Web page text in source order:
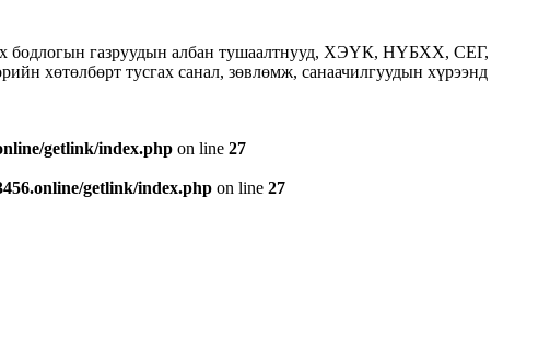
бодлогын газруудын албан тушаалтнууд, ХЭҮК, НҮБХХ, СЕГ,
хөтөлбөрт тусгах санал, зөвлөмж, санаачилгуудын хүрээнд
getlink/index.php on line 27
getlink/index.php on line 27